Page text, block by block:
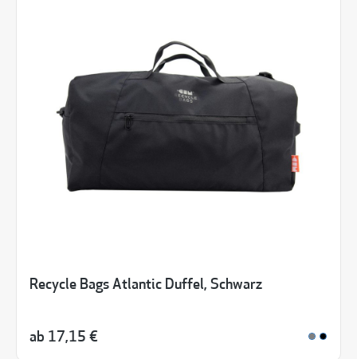
Recycle Bags Atlantic Duffel, Schwarz
ab 17,15 €